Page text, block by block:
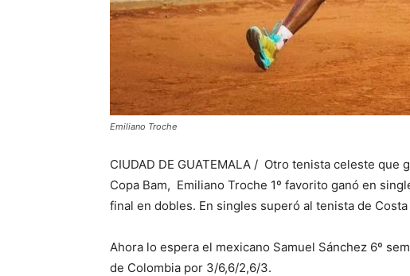
Emiliano Troche
CIUDAD DE GUATEMALA / Otro tenista celeste que
Copa Bam, Emiliano Troche 1º favorito ganó en
final en dobles. En singles superó al tenista de
Ahora lo espera el mexicano Samuel Sánchez 6º
de Colombia por 3/6,6/2,6/3.